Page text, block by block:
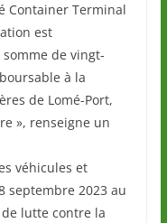
Container Terminal
est
de vingt-
à la
de Lomé-Port,
», renseigne un
véhicules et
septembre 2023 au
lutte contre la